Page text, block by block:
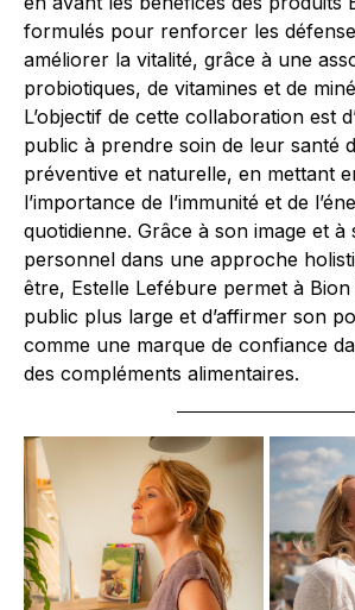
formulés pour renforcer les
améliorer la vitalité, grâce à une
probiotiques, de vitamines et de
L’objectif de cette collaboration est
public à prendre soin de leur santé
préventive et naturelle, en mettant
l’importance de l’immunité et de
quotidienne. Grâce à son image et à
personnel dans une approche
être, Estelle Lefébure permet à
public plus large et d’affirmer son
comme une marque de confiance
des compléments alimentaires.